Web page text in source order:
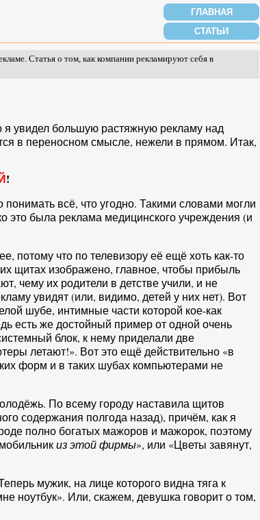
ГЛАВНАЯ
СТАТЬИ
Статья о том, как компании рекламируют себя в
я увидел большую растяжную рекламу над
в переносном смысле, нежели в прямом. Итак,
!
всё, что угодно. Такими словами могли
это была реклама медицинского учреждения (и
потому что по телевизору её ещё хоть как-то
щитах изображено, главное, чтобы прибыль
чему их родители в детстве учили, и не
увидят (или, видимо, детей у них нет). Вот
шубе, интимные части которой кое-как
есть же достойный пример от одной очень
блок, к нему приделали две
летают!». Вот это ещё действительно «в
форм и в таких шубах компьютерами не
По всему городу наставила щитов
содержания полгода назад), причём, как я
полно богатых мажоров и мажорок, поэтому
из этой фирмы», или «Цветы завянут,
мужик, на лице которого видна тяга к
ноутбук». Или, скажем, девушка говорит о том,